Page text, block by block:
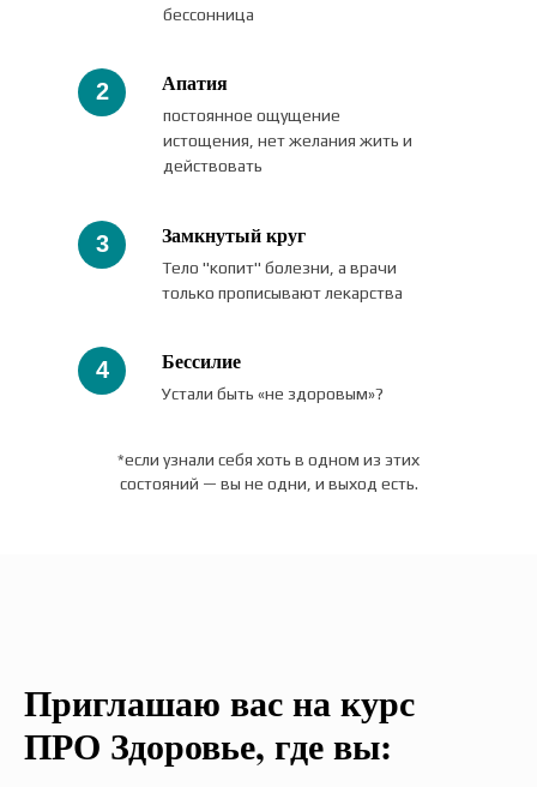
бессонница
постоянное ощущение
истощения, нет желания жить и
действовать
Тело "копит" болезни, а врачи
только прописывают лекарства
Апатия
Замкнутый круг
2
3
Устали быть «не здоровым»?
Бессилие
4
*если узнали себя хоть в одном из этих
состояний — вы не одни, и выход есть.
Приглашаю вас на курс
ПРО Здоровье, где вы: